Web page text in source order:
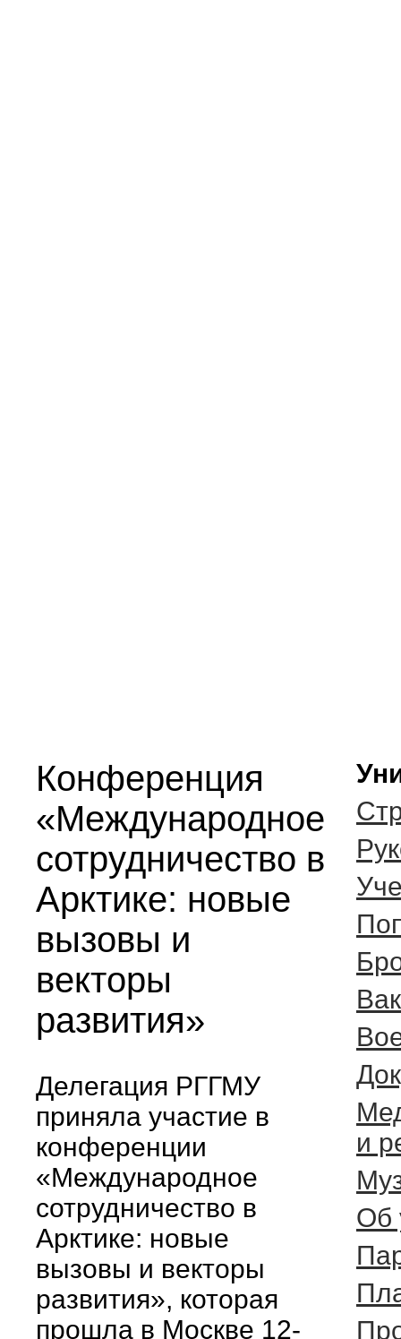
Конференция
«Международное
сотрудничество в
Арктике: новые
вызовы и
векторы
развития»
Делегация РГГМУ
приняла участие в
конференции
«Международное
сотрудничество в
Арктике: новые
вызовы и векторы
развития», которая
прошла в Москве 12-
и
Об